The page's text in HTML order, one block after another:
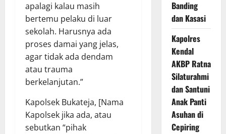
apalagi kalau masih
bertemu pelaku di luar
sekolah. Harusnya ada
proses damai yang jelas,
agar tidak ada dendam
atau trauma
berkelanjutan.”
Kapolsek Bukateja, [Nama
Kapolsek jika ada, atau
sebutkan “pihak
Banding
dan Kasasi
Kapolres
Kendal
AKBP Ratna
Silaturahmi
dan Santuni
Anak Panti
Asuhan di
Cepiring